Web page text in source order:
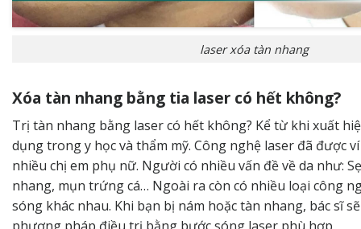
laser xóa tàn nhang
Xóa tàn nhang bằng tia laser có hết không?
Trị tàn nhang bằng laser có hết không? Kể từ khi xuất
dụng trong y học và thẩm mỹ. Công nghệ laser đã được
nhiều chị em phụ nữ. Người có nhiều vấn đề về da như:
nhang, mụn trứng cá… Ngoài ra còn có nhiều loại công
sóng khác nhau. Khi bạn bị nám hoặc tàn nhang, bác sĩ